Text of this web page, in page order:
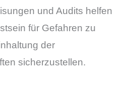
und Audits helfen
für Gefahren zu
der
sicherzustellen.